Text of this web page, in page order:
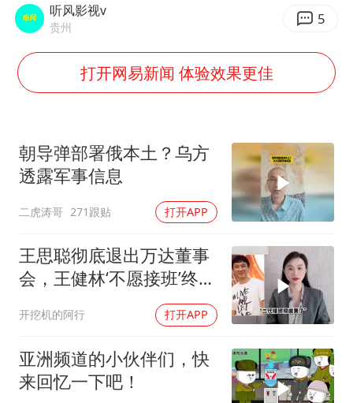
公司“上四休三”但要降薪1000元
OpenAI为免费用户升级GPT-5.6 Luna
“中国蔬菜之乡”最高温达41.8℃
如何把百年大党建设得更加坚强有力？
听风影视v
贵州 5
打开网易新闻 体验效果更佳
朝导弹部署俄本土？乌方
透露军事信息
二虎涛哥 271跟贴 打开APP
王思聪彻底退出万达董事
会，王健林‘不愿接班’终究
开挖机的阿行 打开APP
亚洲频道的小伙伴们，快
来回忆一下吧！